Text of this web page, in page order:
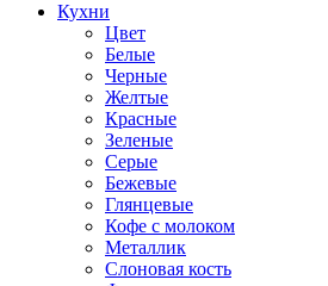
Кухни
Цвет
Белые
Черные
Желтые
Красные
Зеленые
Серые
Бежевые
Глянцевые
Кофе с молоком
Металлик
Слоновая кость